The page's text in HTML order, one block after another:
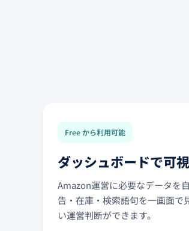
Free から利用可能
ダッシュボードで可
Amazon運営に必要なデータを
告・在庫・検索語句を一画面で
い運営判断ができます。